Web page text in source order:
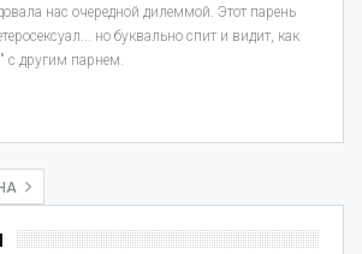
нас очередной дилеммой. Этот парень
но буквально спит и видит, как
с другим парнем.